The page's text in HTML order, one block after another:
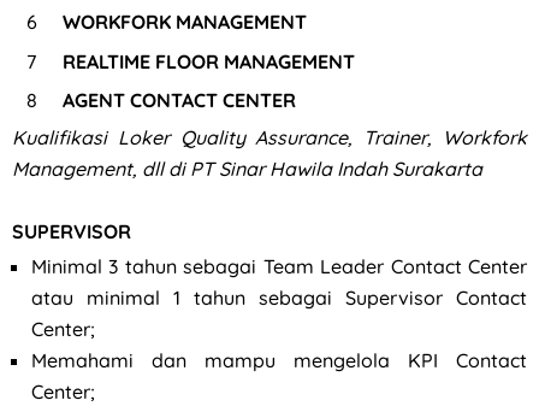
WORKFORK MANAGEMENT
REALTIME FLOOR MANAGEMENT
AGENT CONTACT CENTER
Kualifikasi Loker Quality Assurance, Trainer, Workfork
Management, dll di PT Sinar Hawila Indah Surakarta
SUPERVISOR
Minimal 3 tahun sebagai Team Leader Contact Center
atau minimal 1 tahun sebagai Supervisor Contact
Center;
Memahami dan mampu mengelola KPI Contact
Center;